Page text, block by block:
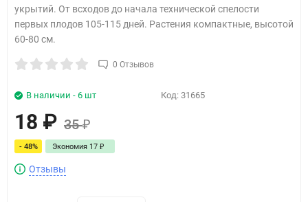
укрытий. От всходов до начала технической спелости
первых плодов 105-115 дней. Растения компактные, высотой
60-80 см.
0 Отзывов
В наличии - 6 шт Код: 31665
18 ₽ 35₽
- 48% Экономия 17 ₽
Отзывы